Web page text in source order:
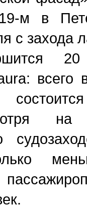
м в
с захода
всего